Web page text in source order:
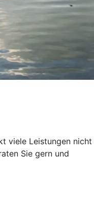
viele Leistungen nicht
Sie gern und